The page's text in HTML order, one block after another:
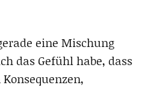
eine Mischung
das Gefühl habe, dass